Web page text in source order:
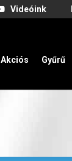
Videóink
Akciós Gyűrű